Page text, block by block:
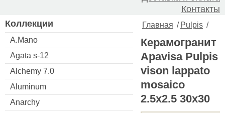
Контакты
Коллекции
A.Mano
Agata s-12
Alchemy 7.0
Aluminum
Anarchy
Главная / Pulpis /
Керамогранит
Apavisa Pulpis
vison lappato
mosaico
2.5x2.5 30x30